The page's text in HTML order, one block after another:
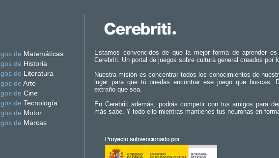
de Matemáticas
de Historia
de Literatura
de Arte
de Cine
de Tecnología
de Motor
de Marcas
Estamos convencidos de que la mejor forma de aprender
Cerebriti. Un portal de juegos sobre cultura general creados por
Nuestra misión es concentrar todos los conocimientos de
lugar para que tú puedas encontrar ese juego que buscas.
extraño que sea.
En Cerebriti además, podrás competir con tus amigos para
más sabe. Y todo ello mientras mantienes tus neuronas en